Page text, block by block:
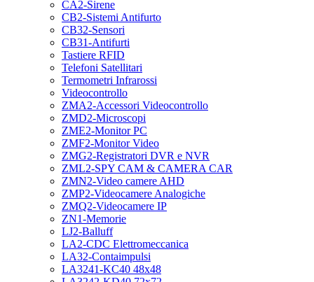
CA2-Sirene
CB2-Sistemi Antifurto
CB32-Sensori
CB31-Antifurti
Tastiere RFID
Telefoni Satellitari
Termometri Infrarossi
Videocontrollo
ZMA2-Accessori Videocontrollo
ZMD2-Microscopi
ZME2-Monitor PC
ZMF2-Monitor Video
ZMG2-Registratori DVR e NVR
ZML2-SPY CAM & CAMERA CAR
ZMN2-Video camere AHD
ZMP2-Videocamere Analogiche
ZMQ2-Videocamere IP
ZN1-Memorie
LJ2-Balluff
LA2-CDC Elettromeccanica
LA32-Contaimpulsi
LA3241-KC40 48x48